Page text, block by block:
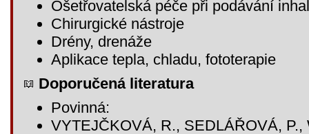
Ošetřovatelská péče při podávání
Chirurgické nástroje
Drény, drenáže
Aplikace tepla, chladu, fototerapie
Doporučená literatura
Povinná:
VYTEJČKOVÁ, R., SEDLÁŘOVÁ,